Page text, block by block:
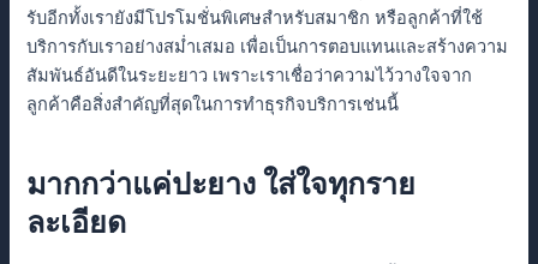
รับอีกทั้งเรายังมีโปรโมชั่นพิเศษสำหรับสมาชิก หรือลูกค้าที่ใช้
บริการกับเราอย่างสม่ำเสมอ เพื่อเป็นการตอบแทนและสร้างความ
สัมพันธ์อันดีในระยะยาว เพราะเราเชื่อว่าความไว้วางใจจาก
ลูกค้าคือสิ่งสำคัญที่สุดในการทำธุรกิจบริการเช่นนี้
มากกว่าแค่ปะยาง ใส่ใจทุกราย
ละเอียด